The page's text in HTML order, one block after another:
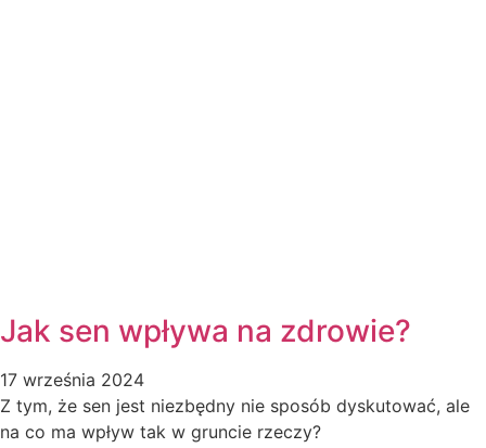
Jak sen wpływa na zdrowie?
17 września 2024
Z tym, że sen jest niezbędny nie sposób dyskutować, ale
na co ma wpływ tak w gruncie rzeczy?